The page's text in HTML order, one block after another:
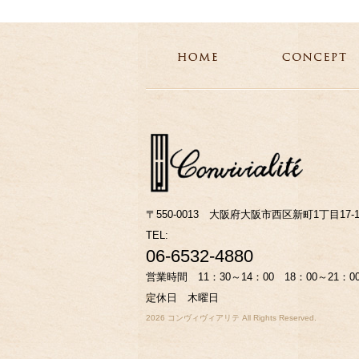
〒550-0013 大阪府大阪市西区新町1丁目17-
TEL:
06-6532-4880
営業時間 11：30～14：00 18：00～21
定休日 木曜日
©
2026 コンヴィヴィアリテ All Rights Reserved.